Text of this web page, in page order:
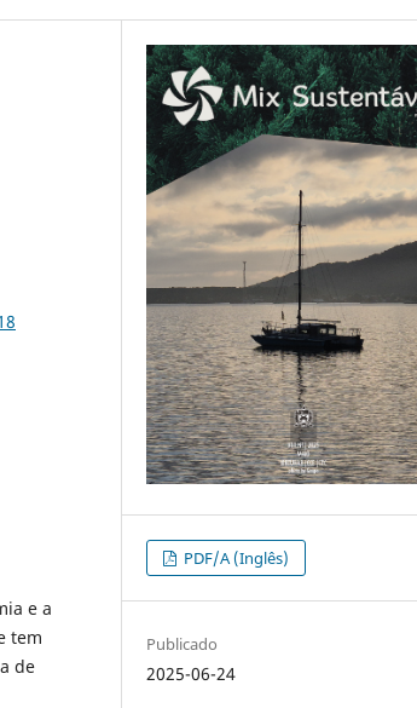
e a
tem
de
PDF/A (Inglês)
Publicado
2025-06-24